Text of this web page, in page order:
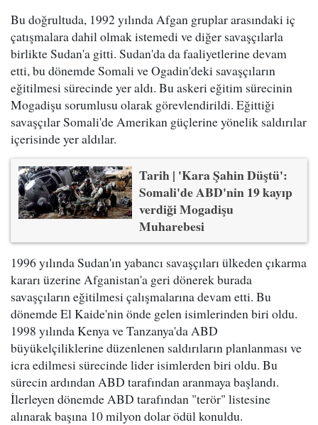
Bu doğrultuda, 1992 yılında Afgan gruplar arasındaki iç
çatışmalara dahil olmak istemedi ve diğer savaşçılarla
birlikte Sudan'a gitti. Sudan'da da faaliyetlerine devam
etti, bu dönemde Somali ve Ogadin'deki savaşçıların
eğitilmesi sürecinde yer aldı. Bu askeri eğitim sürecinin
Mogadişu sorumlusu olarak görevlendirildi. Eğittiği
savaşçılar Somali'de Amerikan güçlerine yönelik saldırılar
içerisinde yer aldılar.
Tarih | 'Kara Şahin Düştü':
Somali'de ABD'nin 19 kayıp
verdiği Mogadişu
Muharebesi
1996 yılında Sudan'ın yabancı savaşçıları ülkeden çıkarma
kararı üzerine Afganistan'a geri dönerek burada
savaşçıların eğitilmesi çalışmalarına devam etti. Bu
dönemde El Kaide'nin önde gelen isimlerinden biri oldu.
1998 yılında Kenya ve Tanzanya'da ABD
büyükelçiliklerine düzenlenen saldırıların planlanması ve
icra edilmesi sürecinde lider isimlerden biri oldu. Bu
sürecin ardından ABD tarafından aranmaya başlandı.
İlerleyen dönemde ABD tarafından "terör" listesine
alınarak başına 10 milyon dolar ödül konuldu.